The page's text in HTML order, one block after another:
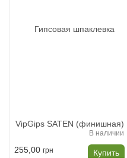
В наличии
255,00 грн Купить